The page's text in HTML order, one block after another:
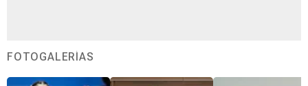
FOTOGALERÍAS